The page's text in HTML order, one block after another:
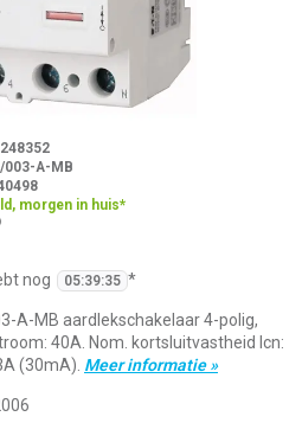
248352
003-A-MB
morgen in huis*
nog 05:39:35 *
A-MB aardlekschakelaar 4-polig,
40A. Nom. kortsluitvastheid Icn:
(30mA). Meer informatie »